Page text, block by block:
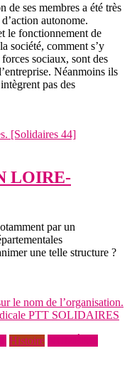
ses membres a été très
autonome.
le fonctionnement de
société, comment s’y
sociaux, sont des
Néanmoins ils
pas des
LOIRE-
par un
une telle structure ?
Histoire